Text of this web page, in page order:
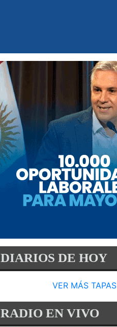
DIARIOS DE HOY
VER MÁS TAPAS
RADIO EN VIVO